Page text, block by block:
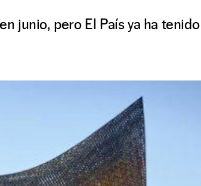
junio, pero El País ya ha